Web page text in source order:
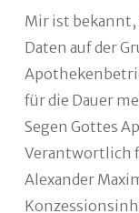
Mir ist bekannt,
Daten auf der
für die Dauer
Segen Gottes
Verantwortlich
Alexander